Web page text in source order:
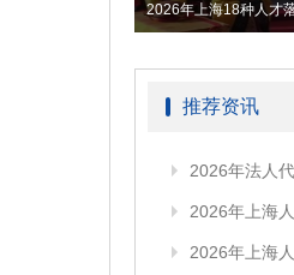
2026年上海18种人才
推荐资讯
2026年法人
2026年上海
2026年上海